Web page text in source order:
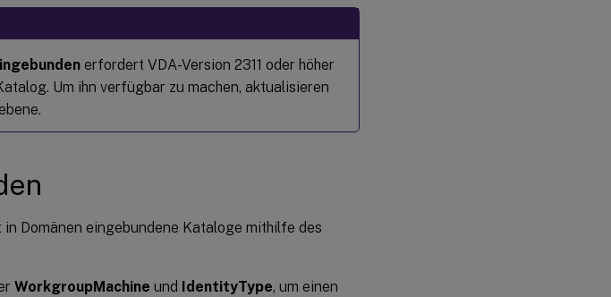
erfordert VDA-Version 2311 oder höher
Um ihn verfügbar zu machen, aktualisieren
Domänen eingebundene Kataloge mithilfe des
WorkgroupMachine und IdentityType, um einen